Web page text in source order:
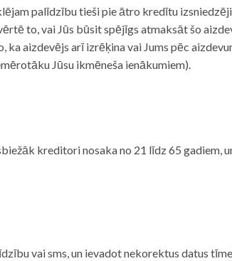
palīdzību tieši pie ātro kredītu
to, vai Jūs būsit spējīgs atmaksāt šo
aizdevējs arī izrēķina vai Jums pēc
Jūsu ikmēneša ienākumiem).
kreditori nosaka no 21 līdz 65 gadiem,
vai sms, un ievadot nekorektus datus